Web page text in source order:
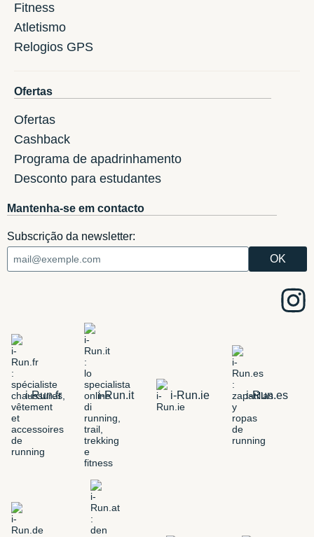
Fitness
Atletismo
Relogios GPS
Ofertas
Ofertas
Cashback
Programa de apadrinhamento
Desconto para estudantes
Mantenha-se em contacto
Subscrição da newsletter:
i-Run.fr i-Run.it i-Run.ie i-Run.es